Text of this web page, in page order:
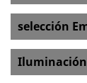
selección
Iluminación